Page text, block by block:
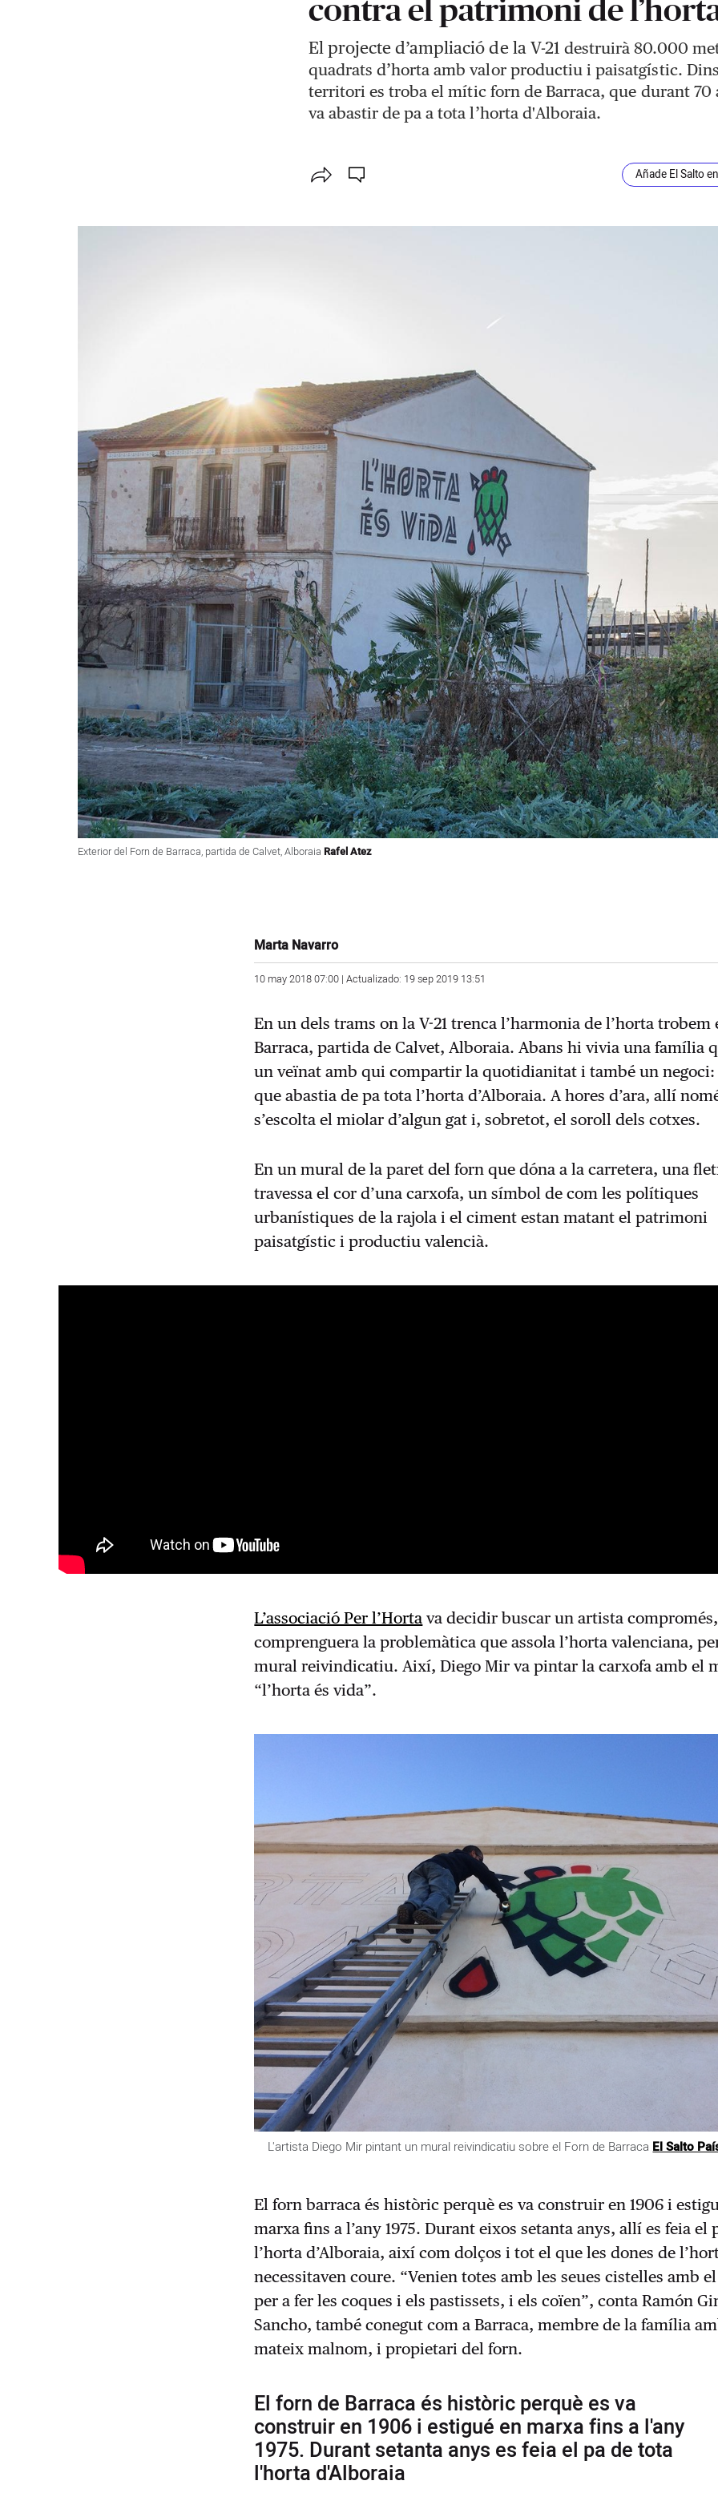
contra el patrimoni de
El projecte d’ampliació de la V-21 destruirà 80.000
quadrats d’horta amb valor productiu i paisatgístic.
territori es troba el mític forn de Barraca, que durant 70
va abastir de pa a tota l’horta d'Alboraia.
Añade El Salto
Exterior del Forn de Barraca, partida de Calvet, Alboraia Rafel Atez
Marta Navarro
10 may 2018 07:00 | Actualizado: 19 sep 2019 13:51
En un dels trams on la V-21 trenca l’harmonia de l’horta trobem
Barraca, partida de Calvet, Alboraia. Abans hi vivia una família
un veïnat amb qui compartir la quotidianitat i també un
que abastia de pa tota l’horta d’Alboraia. A hores d’ara, allí
s’escolta el miolar d’algun gat i, sobretot, el soroll dels cotxes.
En un mural de la paret del forn que dóna a la carretera, una
travessa el cor d’una carxofa, un símbol de com les polítiques
urbanístiques de la rajola i el ciment estan matant el patrimoni
paisatgístic i productiu valencià.
L’associació Per l’Horta va decidir buscar un artista
comprenguera la problemàtica que assola l’horta valenciana,
mural reivindicatiu. Així, Diego Mir va pintar la carxofa amb el
“l’horta és vida”.
L'artista Diego Mir pintant un mural reivindicatiu sobre el Forn de Barraca El Salto
El forn barraca és històric perquè es va construir en 1906 i
marxa fins a l’any 1975. Durant eixos setanta anys, allí es feia el
l’horta d’Alboraia, així com dolços i tot el que les dones de
necessitaven coure. “Venien totes amb les seues cistelles amb
per a fer les coques i els pastissets, i els coïen”, conta Ramón
Sancho, també conegut com a Barraca, membre de la família
mateix malnom, i propietari del forn.
El forn de Barraca és històric perquè es va
construir en 1906 i estigué en marxa fins a l'any
1975. Durant setanta anys es feia el pa de tota
l'horta d'Alboraia